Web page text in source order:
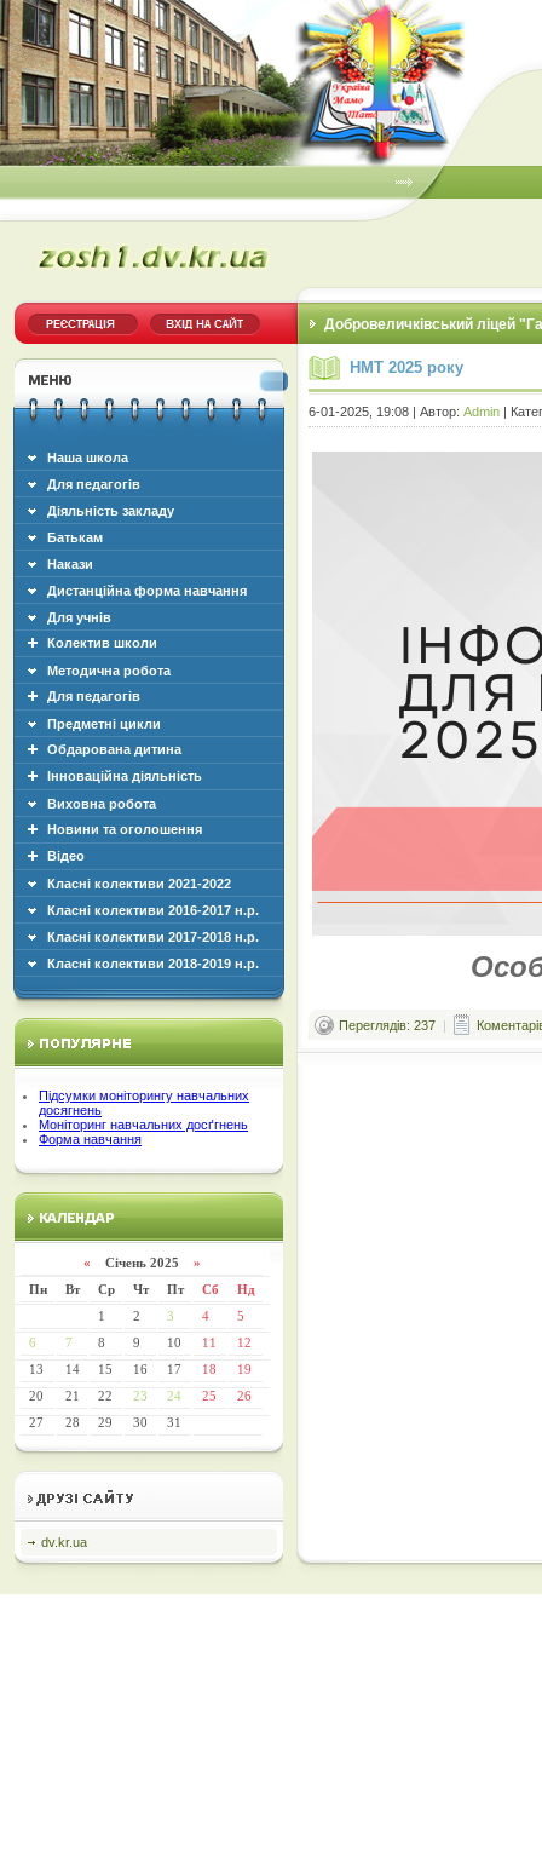
Добровеличківський ліцей
Наша школа
Для педагогів
Діяльність закладу
Батькам
Накази
Дистанційна форма навчання
Для учнів
Колектив школи
Методична робота
Для педагогів
Предметні цикли
Обдарована дитина
Інноваційна діяльність
Виховна робота
Новини та оголошення
Відео
Класні колективи 2021-2022
Класні колективи 2016-2017 н.р.
Класні колективи 2017-2018 н.р.
Класні колективи 2018-2019 н.р.
Підсумки моніторингу навчальних
досягнень
Моніторинг навчальних досґгнень
Форма навчання
« Січень 2025 »
Пн
Вт Ср Чт Пт Сб
Нд
1
2 3 4
5
6
7 8 9 10 11
12
13
14 15 16 17 18
19
20
21 22 23 24 25
26
27
28 29 30 31
dv.kr.ua
НМТ 2025 року
6-01-2025, 19:08 | Автор: Admin |
Переглядів: 237 |